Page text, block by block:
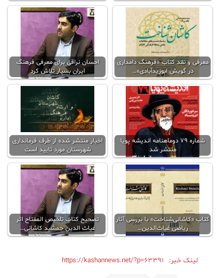
معرفی و نقد کتاب «فرهنگ دامداری
در گویش ابوزیدآبادی»…
احسان نراقی برای معرفی فرهنگ
ایران بسیار تلاش کرد
شماره ۷۹ دوماهنامه اندیشه پویا
منتشر شد
اخبار منتشر شده از طرف فرمانداری
شهرستان مورد تایید است
کتاب «کاشانی‌شناخت» با بررسی آثار
ریاضی غیاث‌الدین…
تصحیح کتاب تلخیص المفتاح اثر
غیاث الدین جمشید کاشانی…
لینک خبر: https://kashannews.net/?p=63391